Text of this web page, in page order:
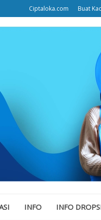
Ciptaloka.com Buat
INFO INFO